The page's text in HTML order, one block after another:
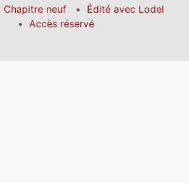
Chapitre neuf
Édité avec Lodel
Accès réservé